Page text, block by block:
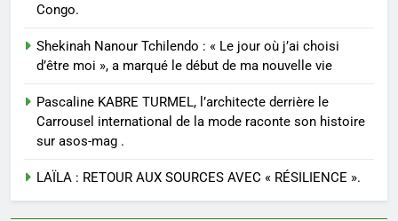
Congo.
Shekinah Nanour Tchilendo : « Le jour où j’ai choisi
d’être moi », a marqué le début de ma nouvelle vie
Pascaline KABRE TURMEL, l’architecte derrière le
Carrousel international de la mode raconte son histoire
sur asos-mag .
LAÏLA : RETOUR AUX SOURCES AVEC « RÉSILIENCE ».